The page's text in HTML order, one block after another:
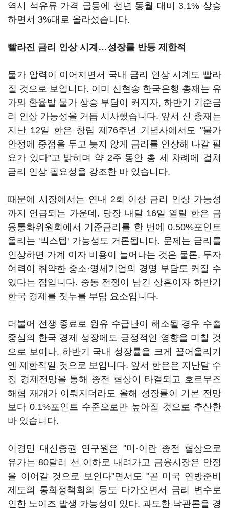
역시 석유류 가격 급등에 전년 동월 대비 3.1% 상승
하면서 3%대로 올라섰습니다.
빨라진 금리 인상 시계…성장률 반등 제한적
물가 압력이 이어지면서 국내 금리 인상 시계도 빨라
질 것으로 보입니다. 이미 신현송 한국은행 총재는 유
가와 환율발 물가 상승 부담이 커지자, 하반기 기준금
리 인상 가능성을 거듭 시사했습니다. 앞서 신 총재는
지난 12일 한은 창립 제76주년 기념사에서도 "물가
안정에 중점을 두고 늦지 않게 금리를 인상해 나갈 필
요가 있다"고 밝히며 약 2주 동안 총 세 차례에 걸쳐
금리 인상 필요성을 강조한 바 있습니다.
때문에 시장에서는 연내 2회 이상 금리 인상 가능성
까지 언급되는 가운데, 당장 내달 16일 열릴 한은 금
융통화위원회에서 기준금리를 한 번에 0.50%포인트
올리는 '빅스텝' 가능성도 거론됩니다. 문제는 금리를
인상하면 가계 이자 비용이 늘어나는 것은 물론, 투자
여력이 취약한 중소·영세기업의 경영 부담도 커질 수
있다는 점입니다. 중동 전쟁이 남긴 상흔이자 하반기
한국 경제를 짓누를 부담 요소입니다.
더불어 전쟁 종료로 원유 수급난이 해소될 경우 수출
중심의 한국 경제 성장에도 긍정적인 영향을 미칠 것
으로 보이나, 하반기 국내 성장률을 크게 끌어올리기
엔 제한적일 것으로 보입니다. 앞서 한은은 지난달 수
정 경제전망을 통해 종전 협상이 타결되고 호르무즈
해협 재개가 이뤄지더라도 올해 성장률이 기본 전망
보다 0.1%포인트 수준으로만 높아질 것으로 추산한
바 있습니다.
이경민 대신증권 연구원은 "미·이란 종전 협상으로
유가는 80달러 선 이하로 내려가고 금융시장은 안정
을 이어갈 것으로 보인다"면서도 "곧 미국 연방준비
제도의 통화정책회의 등도 다가오면서 금리 변수로
인한 노이즈 발생 가능성이 있다. 과도한 낙관론을 경